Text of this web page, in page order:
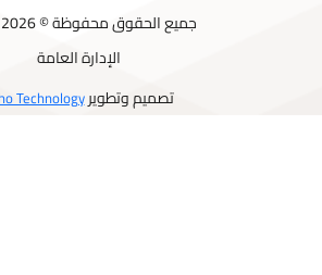
جميع الحقوق محفوظة © 2026 معهد
الإدارة العامة
تصميم وتطويرEcho Technology